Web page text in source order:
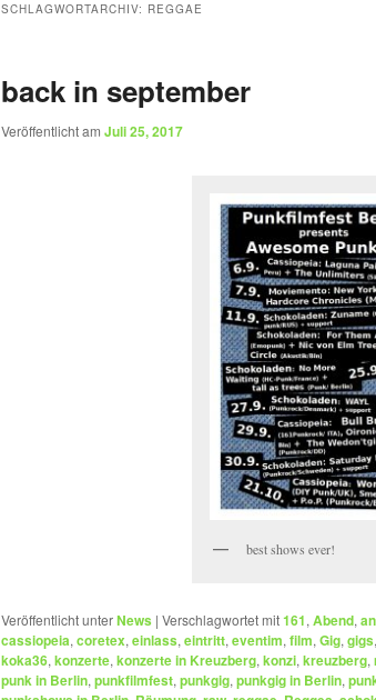
SCHLAGWORTARCHIV: REGGAE
back in september
Veröffentlicht am Juli 25, 2017
best shows ever!
Veröffentlicht unterNews | Verschlagwortet mit161,Abend,
cassiopeia,coretex,einlass,eintritt,eventim,film,Gig,gigs,
koka36,konzerte,konzerte in Kreuzberg,konzi,kreuzberg,
punk in Berlin,punkfilmfest,punkgig,punkgig in Berlin,